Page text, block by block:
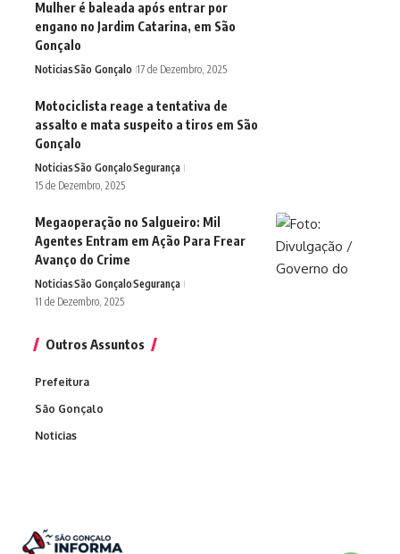
Mulher é baleada após entrar por
engano no Jardim Catarina, em São
Gonçalo
NoticiasSão Gonçalo 17 de Dezembro, 2025
Motociclista reage a tentativa de
assalto e mata suspeito a tiros em São
Gonçalo
NoticiasSão GonçaloSegurança
15 de Dezembro, 2025
Megaoperação no Salgueiro: Mil
Agentes Entram em Ação Para Frear
Avanço do Crime
NoticiasSão GonçaloSegurança
11 de Dezembro, 2025
Outros Assuntos
Prefeitura
São Gonçalo
Noticias